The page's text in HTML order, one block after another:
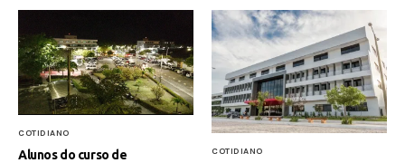
COTIDIANO
Alunos do curso de
COTIDIANO